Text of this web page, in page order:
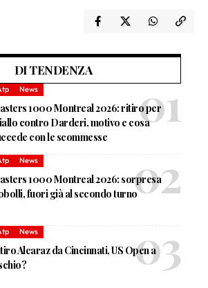
DI TENDENZA
News
1000 Montreal 2026: ritiro per
contro Darderi, motivo e cosa
con le scommesse
News
1000 Montreal 2026: sorpresa
fuori già al secondo turno
News
Alcaraz da Cincinnati, US Open a